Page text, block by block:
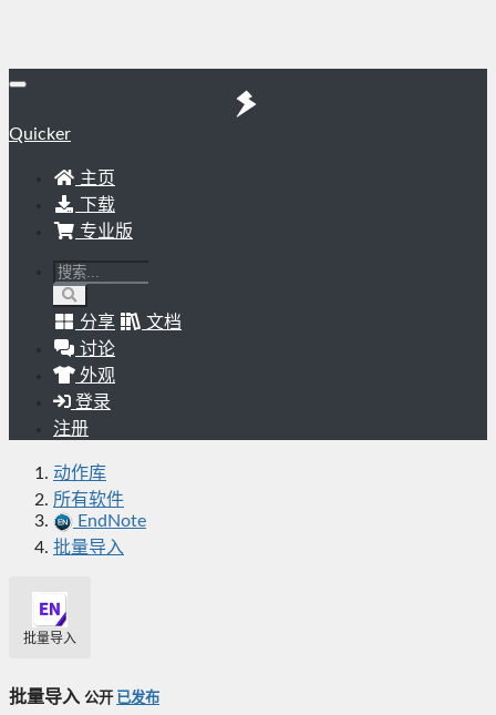
Quicker
主页
下载
专业版
分享
文档
讨论
外观
登录
注册
动作库
所有软件
EndNote
批量导入
批量导入
批量导入 公开 已发布